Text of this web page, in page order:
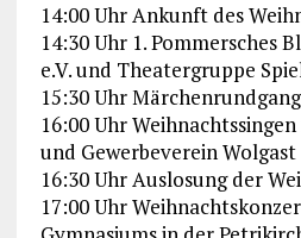
14:00 Uhr Ankunft des
14:30 Uhr 1. Pommersches
e.V. und Theatergruppe
15:30 Uhr
16:00 Uhr
und Gewerbeverein Wolgast
16:30 Uhr Auslosung der
17:00 Uhr